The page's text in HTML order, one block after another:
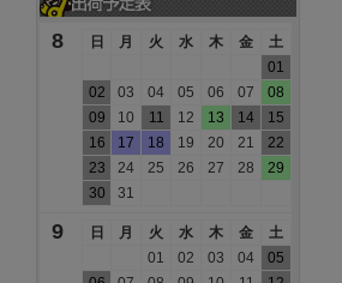
8 日 月 火 水 木 金
土
01
02
03 04 05 06 07
08
09
10 11 12 13 14
15
16
17 18 19 20 21
22
23
24 25 26 27 28
29
30
31
9 日 月 火 水 木 金
土
01
02 03 04
05